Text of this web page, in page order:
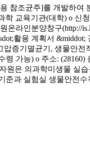
참조균주]를 개발하여
교육기관(대학) o 신청
온라인분양창구(http://
활용 계획서 &middot;
증기멸균기, 생물안전
령 가능) o 주소:
원은 의과학미생물 실
과 실험실 생물안전